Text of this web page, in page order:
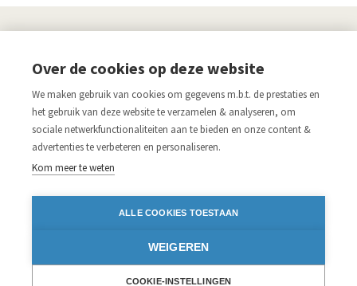
Links
Aanmelden nieuwsbrief
Pers
Acco.be
Algemene voorwaarden
Disclaimer
Privacy verklaring
Blijf op de hoogte
FacebookInstagram
TwitterLinkedIn iDEAL
Over de cookies op deze website
We maken gebruik van cookies om gegevens m.b.t. de prestaties en
het gebruik van deze website te verzamelen & analyseren, om
sociale netwerkfunctionaliteiten aan te bieden en onze content &
advertenties te verbeteren en personaliseren.
Kom meer te weten
ALLE COOKIES TOESTAAN
WEIGEREN
COOKIE-INSTELLINGEN